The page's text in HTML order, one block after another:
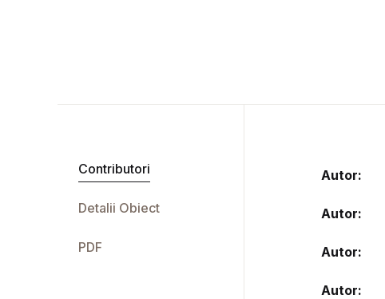
Contributori
Detalii Obiect
PDF
Autor:
Autor:
Autor:
Autor: